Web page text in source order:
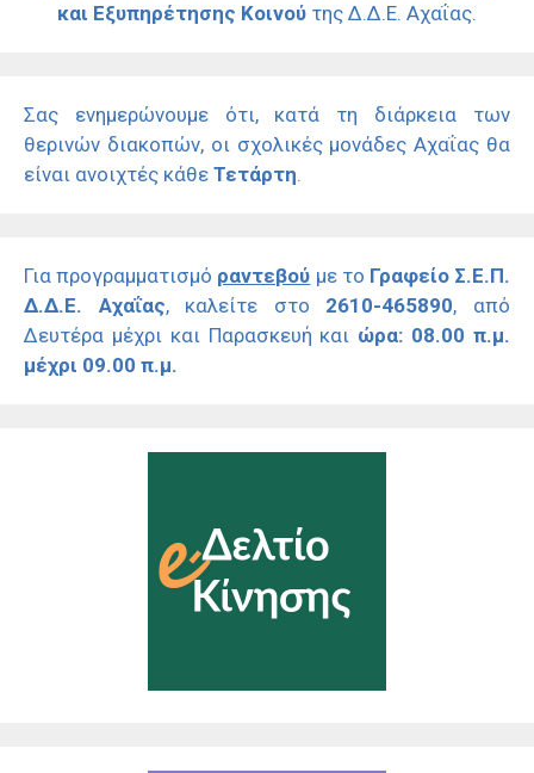
και Εξυπηρέτησης Κοινού της Δ.Δ.Ε. Αχαΐας.
Σας ενημερώνουμε ότι, κατά τη διάρκεια των
θερινών διακοπών, οι σχολικές μονάδες Αχαΐας θα
είναι ανοιχτές κάθε Τετάρτη.
Για προγραμματισμό ραντεβού με το Γραφείο Σ.Ε.Π.
Δ.Δ.Ε. Αχαΐας, καλείτε στο 2610-465890, από
Δευτέρα μέχρι και Παρασκευή και ώρα: 08.00 π.μ.
μέχρι 09.00 π.μ.